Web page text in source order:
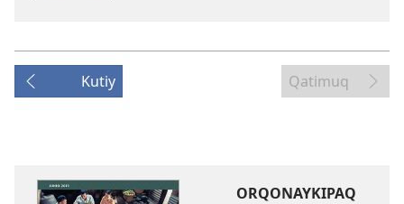
Kutiy Qatimuq
ORQONAYKIPAQ